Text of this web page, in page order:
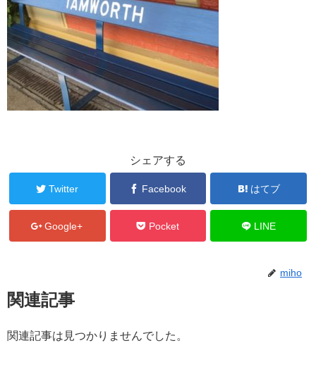
シェアする
Twitter Facebook はてブ
Google+ Pocket LINE
miho
関連記事
関連記事は見つかりませんでした。